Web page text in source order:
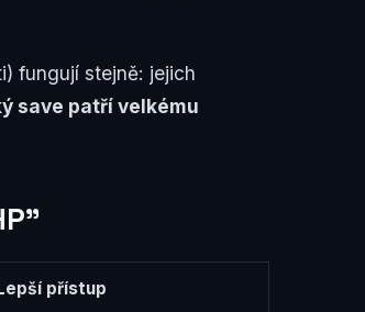
fungují stejně: jejich
save patří velkému
přístup